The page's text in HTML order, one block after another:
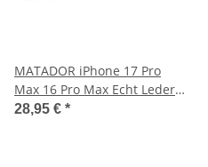
MATADOR iPhone 17 Pro
Max 16 Pro Max Echt Leder
Tasche Schwarz
28,95 € *